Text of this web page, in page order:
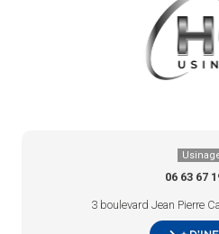
06 63 67
3 boulevard Jean Pierre